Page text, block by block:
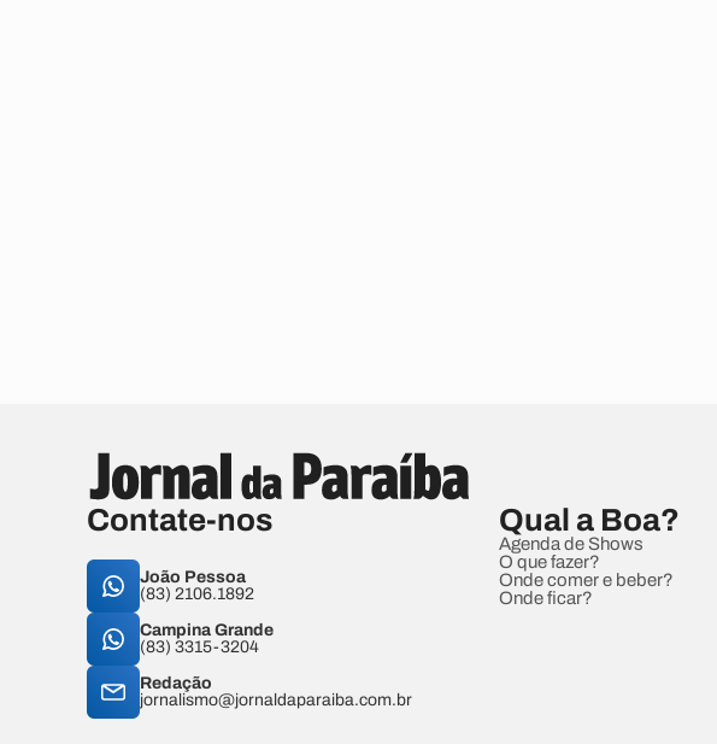
Contate-nos
João Pessoa
(83) 2106.1892
Campina Grande
(83) 3315-3204
Redação
jornalismo@jornaldaparaiba.com.br
Qual a Boa?
Agenda de Shows
O que fazer?
Onde comer e beber?
Onde ficar?